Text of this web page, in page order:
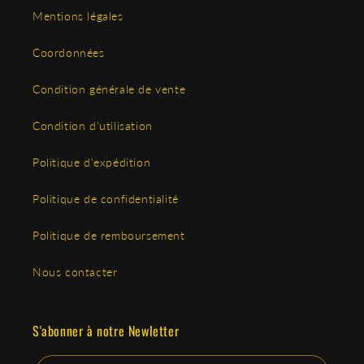
Mentions légales
Coordonnées
Condition générale de vente
Condition d'utilisation
Politique d'expédition
Politique de confidentialité
Politique de remboursement
Nous contacter
S'abonner à notre Newletter